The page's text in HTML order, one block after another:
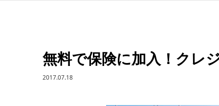
無料で保険に加入！クレ
2017.07.18